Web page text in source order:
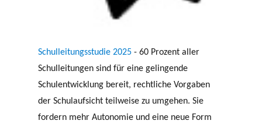
Schulleitungsstudie 2025 - 60 Prozent aller
Schulleitungen sind für eine gelingende
Schulentwicklung bereit, rechtliche Vorgaben
der Schulaufsicht teilweise zu umgehen. Sie
fordern mehr Autonomie und eine neue Form